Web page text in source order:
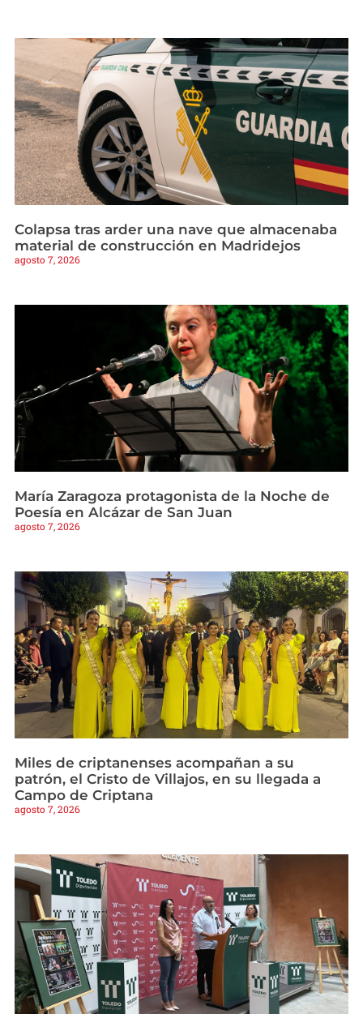
Colapsa tras arder una nave que almacenaba
material de construcción en Madridejos
agosto 7, 2026
María Zaragoza protagonista de la Noche de
Poesía en Alcázar de San Juan
agosto 7, 2026
Miles de criptanenses acompañan a su
patrón, el Cristo de Villajos, en su llegada a
Campo de Criptana
agosto 7, 2026